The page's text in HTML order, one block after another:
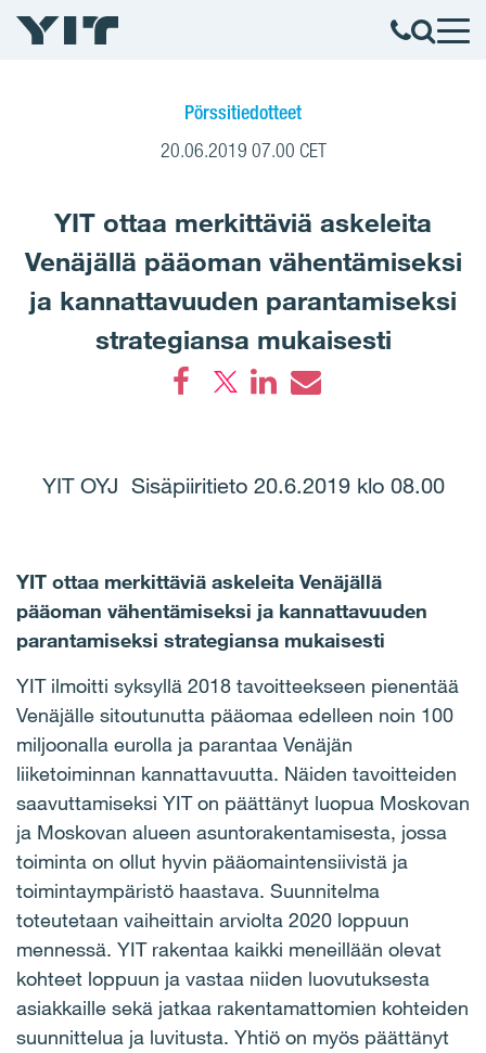
Pörssitiedotteet
20.06.2019 07.00 CET
YIT ottaa merkittäviä askeleita
Venäjällä pääoman vähentämiseksi
ja kannattavuuden parantamiseksi
strategiansa mukaisesti
YIT OYJ Sisäpiiritieto 20.6.2019 klo 08.00
YIT ottaa merkittäviä askeleita Venäjällä
pääoman vähentämiseksi ja kannattavuuden
parantamiseksi strategiansa mukaisesti
YIT ilmoitti syksyllä 2018 tavoitteekseen pienentää
Venäjälle sitoutunutta pääomaa edelleen noin 100
miljoonalla eurolla ja parantaa Venäjän
liiketoiminnan kannattavuutta. Näiden tavoitteiden
saavuttamiseksi YIT on päättänyt luopua Moskovan
ja Moskovan alueen asuntorakentamisesta, jossa
toiminta on ollut hyvin pääomaintensiivistä ja
toimintaympäristö haastava. Suunnitelma
toteutetaan vaiheittain arviolta 2020 loppuun
mennessä. YIT rakentaa kaikki meneillään olevat
kohteet loppuun ja vastaa niiden luovutuksesta
asiakkaille sekä jatkaa rakentamattomien kohteiden
suunnittelua ja luvitusta. Yhtiö on myös päättänyt